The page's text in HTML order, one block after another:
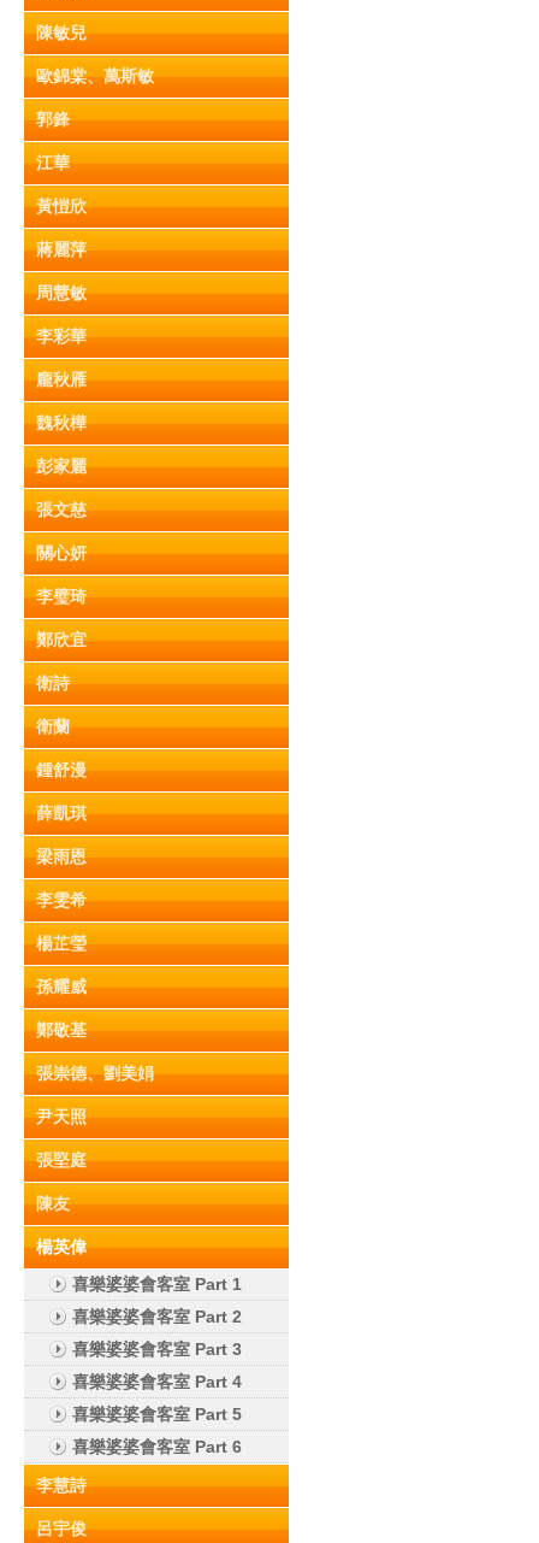
陳敏兒
歐錦棠、萬斯敏
郭鋒
江華
黃愷欣
蔣麗萍
周慧敏
李彩華
龐秋雁
魏秋樺
彭家麗
張文慈
關心妍
李璧琦
鄭欣宜
衛詩
衛蘭
鍾舒漫
薛凱琪
梁雨恩
李雯希
楊芷瑩
孫耀威
鄭敬基
張崇德、劉美娟
尹天照
張堅庭
陳友
楊英偉
喜樂婆婆會客室 Part 1
喜樂婆婆會客室 Part 2
喜樂婆婆會客室 Part 3
喜樂婆婆會客室 Part 4
喜樂婆婆會客室 Part 5
喜樂婆婆會客室 Part 6
李慧詩
呂宇俊